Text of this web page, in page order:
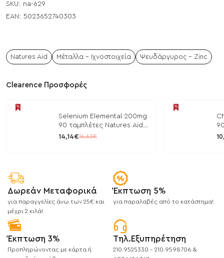
SKU: na-629
EAN: 5023652740303
Natures Aid Μέταλλα - Ιχνοστοιχεία Ψευδάργυρος - Zinc
Clearence Προσφορές
Selenium Elemental 200mg
90 ταμπλέτες Natures Aid
/ Μέταλλα
14,14€16,63€
/
Δωρεάν Μεταφορικά
για παραγγελίες άνω των 25€ και
μέχρι 2 κιλά!
Έκπτωση 5%
για παραλαβές από το κατάστημα!
Έκπτωση 3%
Προπληρώνοντας με κάρτα ή
Τηλ.Εξυπηρέτηση
210.9525330 - 210.9598706 &